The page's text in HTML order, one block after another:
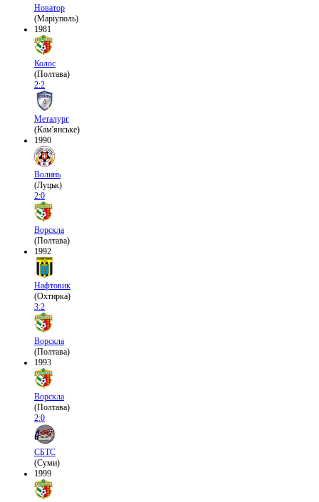
Новатор
(Маріуполь)
1981
Колос
(Полтава)
2:2
Металург
(Кам'янське)
1990
Волинь
(Луцьк)
2:0
Ворскла
(Полтава)
1992
Нафтовик
(Охтирка)
3:2
Ворскла
(Полтава)
1993
Ворскла
(Полтава)
2:0
СБТС
(Суми)
1999